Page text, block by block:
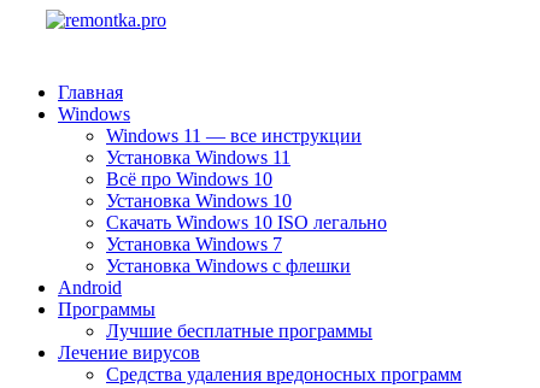
Главная
Windows
Windows 11 — все инструкции
Установка Windows 11
Всё про Windows 10
Установка Windows 10
Скачать Windows 10 ISO легально
Установка Windows 7
Установка Windows с флешки
Android
Программы
Лучшие бесплатные программы
Лечение вирусов
Средства удаления вредоносных программ